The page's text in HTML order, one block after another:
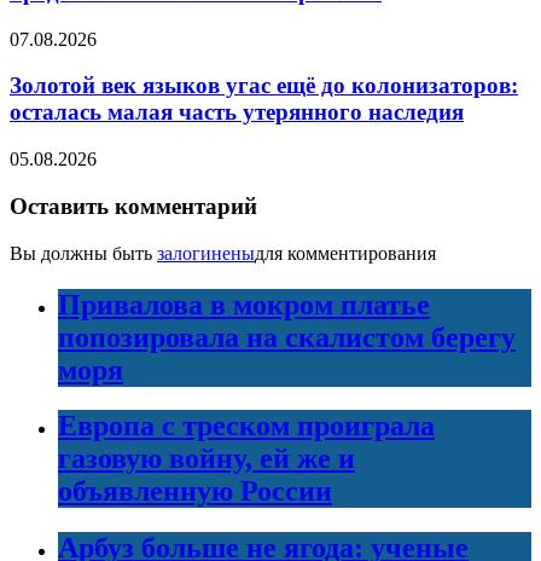
07.08.2026
Золотой век языков угас ещё до колонизаторов:
осталась малая часть утерянного наследия
05.08.2026
Оставить комментарий
Вы должны быть залогиненыдля комментирования
Привалова в мокром платье
попозировала на скалистом берегу
моря
Европа с треском проиграла
газовую войну, ей же и
объявленную России
Арбуз больше не ягода: ученые